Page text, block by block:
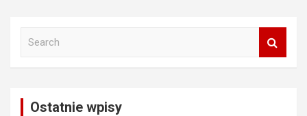
Ostatnie wpisy